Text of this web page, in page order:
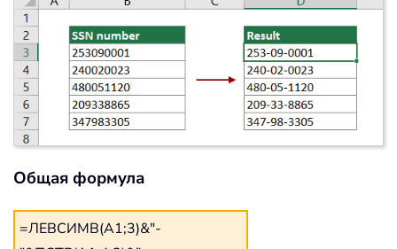
Общая формула
=ЛЕВСИМВ(A1;3)&"-